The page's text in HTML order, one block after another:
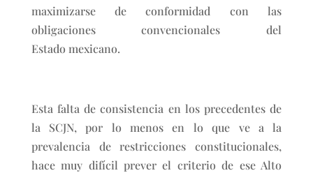
maximizarse de conformidad con las
obligaciones convencionales del
Estado mexicano.
Esta falta de consistencia en los precedentes de
la SCJN, por lo menos en lo que ve a la
prevalencia de restricciones constitucionales,
hace muy difícil prever el criterio de ese Alto